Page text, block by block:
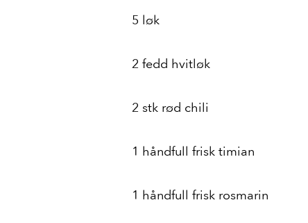
5 løk
2 fedd hvitløk
2 stk rød chili
1 håndfull frisk timian
1 håndfull frisk rosmarin